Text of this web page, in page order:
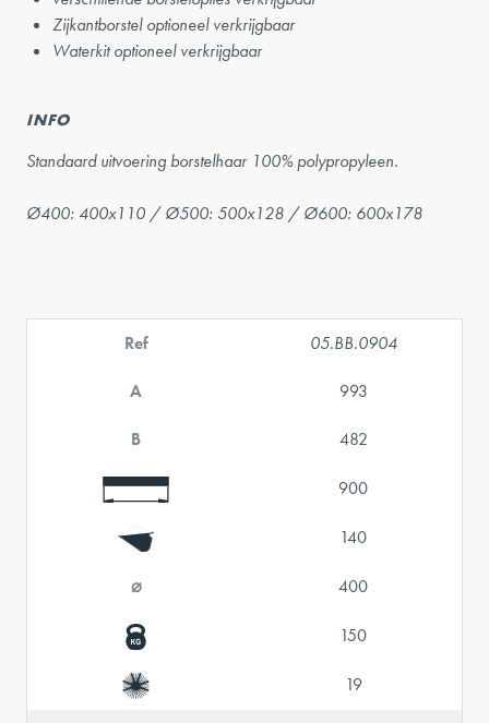
Zijkantborstel optioneel verkrijgbaar
Waterkit optioneel verkrijgbaar
INFO
Standaard uitvoering borstelhaar 100% polypropyleen.
Ø400: 400x110 / Ø500: 500x128 / Ø600: 600x178
Ref 05.BB.0904
A 993
B 482
900
140
⌀ 400
150
19